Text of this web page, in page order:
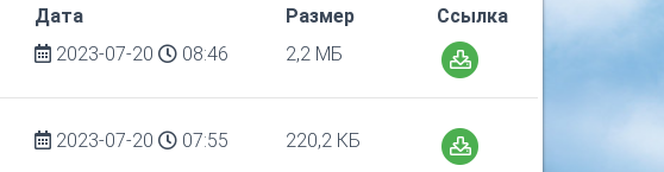
Дата Размер
Ссылка
2023-07-20 08:46 2,2 МБ
2023-07-20 07:55 220,2 КБ